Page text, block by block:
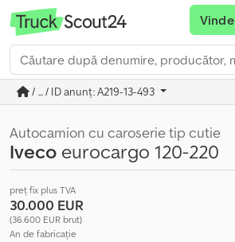
Vinde
/ ... / ID anunț: A219-13-493
Autocamion cu caroserie tip cutie
Iveco eurocargo 120-220
preț fix plus TVA
30.000 EUR
(36.600 EUR brut)
An de fabricație